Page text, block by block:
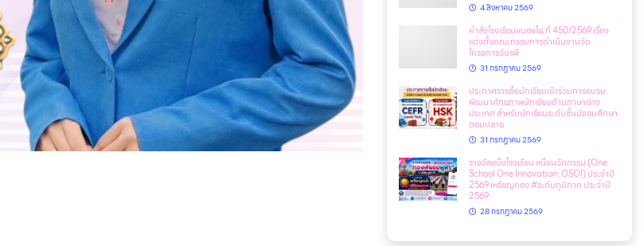
4 สิงหาคม 2569
คำสั่งโรงเรียนหนองไผ่ ที่ 450/2569 เรื่อง
แต่งตั้งคณะกรรมการดำเนินงานจัด
โครงการวันรพี
31 กรกฎาคม 2569
ประกาศรายชื่อนักเรียนเข้าร่วมการอบรม
พัฒนาศักยภาพนักเรียนด้านภาษาต่าง
ประเทศ สำหรับนักเรียนระดับชั้นมัธยมศึกษา
ตอนปลาย
31 กรกฎาคม 2569
รางวัลหนึ่งโรงเรียน หนึ่งนวัตกรรม (One
School One Innovation: OSOI) ประจำปี
2569 เหรียญทอง #ระดับภูมิภาค ประจำปี
2569
28 กรกฎาคม 2569